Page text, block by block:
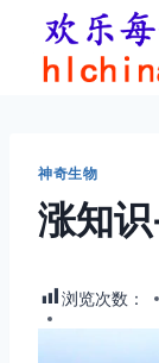
神奇生物
涨知
浏览次数：